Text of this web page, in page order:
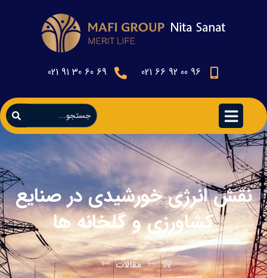
96 00 92 66 021
69 60 30 91 021
نقش انرژی خورشیدی در صنایع
کشاورزی و گلخانه ها
مقالات